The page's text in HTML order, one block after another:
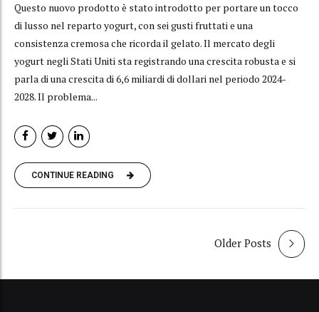
Questo nuovo prodotto è stato introdotto per portare un tocco
di lusso nel reparto yogurt, con sei gusti fruttati e una
consistenza cremosa che ricorda il gelato. Il mercato degli
yogurt negli Stati Uniti sta registrando una crescita robusta e si
parla di una crescita di 6,6 miliardi di dollari nel periodo 2024-
2028. Il problema...
CONTINUE READING
Older Posts